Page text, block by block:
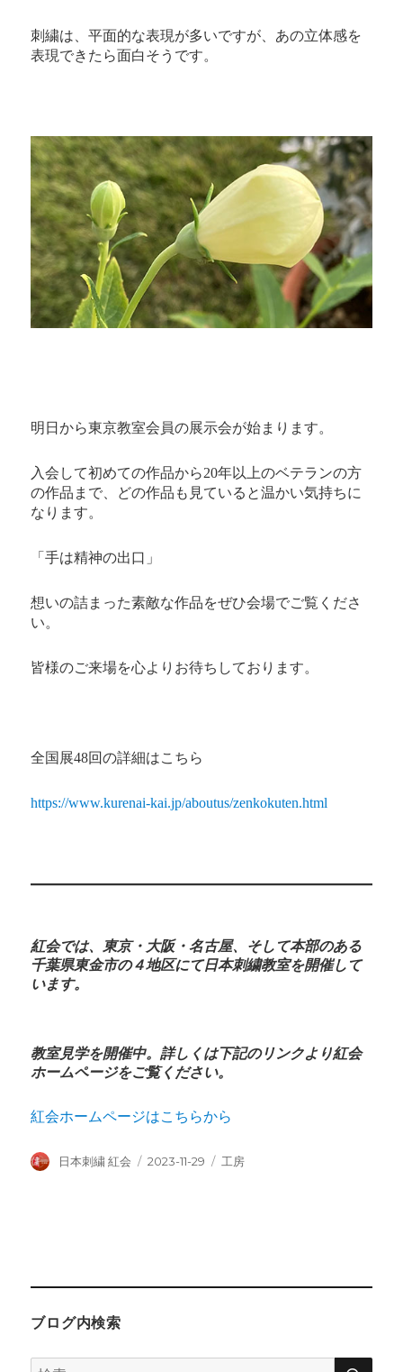
刺繍は、平面的な表現が多いですが、あの立体感を
表現できたら面白そうです。
明日から東京教室会員の展示会が始まります。
入会して初めての作品から20年以上のベテランの方
の作品まで、どの作品も見ていると温かい気持ちに
なります。
「手は精神の出口」
想いの詰まった素敵な作品をぜひ会場でご覧くださ
い。
皆様のご来場を心よりお待ちしております。
全国展48回の詳細はこちら
https://www.kurenai-kai.jp/aboutus/zenkokuten.html
紅会では、東京・大阪・名古屋、そして本部のある
千葉県東金市の４地区にて日本刺繍教室を開催して
います。
教室見学を開催中。詳しくは下記のリンクより紅会
ホームページをご覧ください。
紅会ホームページはこちらから
投
日本刺繍 紅会
投
2023-11-29
カ
工房
ブログ内検索
検
検